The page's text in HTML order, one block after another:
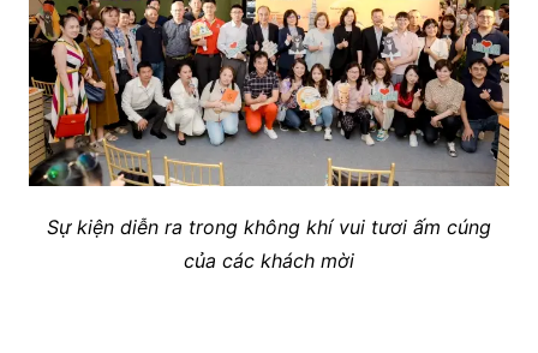
Sự kiện diễn ra trong không khí vui tươi ấm cúng
của các khách mời